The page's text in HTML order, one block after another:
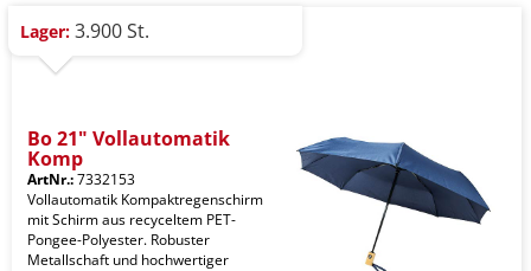
Lager: 3.900 St.
Bo 21" Vollautomatik
Komp
ArtNr.:7332153
Vollautomatik Kompaktregenschirm
mit Schirm aus recyceltem PET-
Pongee-Polyester. Robuster
Metallschaft und hochwertiger